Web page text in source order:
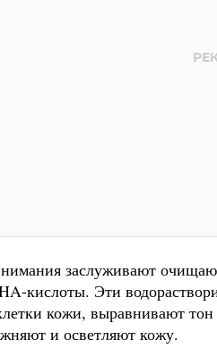
заслуживают
кислоты. Эти
кожи, выравнивают
и осветляют кожу.